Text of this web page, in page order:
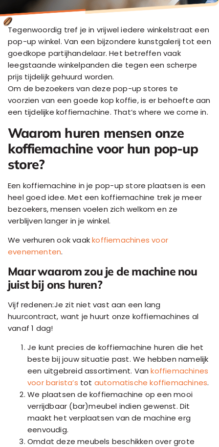
Tegenwoordig tref je in vrijwel iedere winkelstraat een
pop-up winkel. Van een bijzondere kunstgalerij tot een
goedkope partijhandelaar. Het betreffen vaak
leegstaande winkelpanden die tegen een scherpe
prijs tijdelijk gehuurd worden.
Om de bezoekers van deze pop-up stores te
voorzien van een goede kop koffie, is er behoefte aan
een tijdelijke koffiemachine. That’s where we come in.
Waarom huren mensen onze
koffiemachine voor hun pop-up
store?
Een koffiemachine in je pop-up store plaatsen is een
heel goed idee. Met een koffiemachine trek je meer
bezoekers, mensen voelen zich welkom en ze
verblijven langer in je winkel.
We verhuren ook vaakkoffiemachines voor
evenementen.
Maar waarom zou je de machine nou
juist bij ons huren?
Vijf redenen:Je zit niet vast aan een lang
huurcontract, want je huurt onze koffiemachines al
vanaf 1 dag!
Je kunt precies de koffiemachine huren die het
beste bij jouw situatie past. We hebben namelijk
een uitgebreid assortiment. Vankoffiemachines
voor barista’s tot automatische koffiemachines.
We plaatsen de koffiemachine op een mooi
verrijdbaar (bar)meubel indien gewenst. Dit
maakt het verplaatsen van de machine erg
eenvoudig.
Omdat deze meubels beschikken over grote